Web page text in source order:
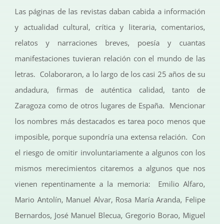
Las páginas de las revistas daban cabida a información
y actualidad cultural, crítica y literaria, comentarios,
relatos y narraciones breves, poesía y cuantas
manifestaciones tuvieran relación con el mundo de las
letras. Colaboraron, a lo largo de los casi 25 años de su
andadura, firmas de auténtica calidad, tanto de
Zaragoza como de otros lugares de España. Mencionar
los nombres más destacados es tarea poco menos que
imposible, porque supondría una extensa relación. Con
el riesgo de omitir involuntariamente a algunos con los
mismos merecimientos citaremos a algunos que nos
vienen repentinamente a la memoria: Emilio Alfaro,
Mario Antolín, Manuel Alvar, Rosa María Aranda, Felipe
Bernardos, José Manuel Blecua, Gregorio Borao, Miguel